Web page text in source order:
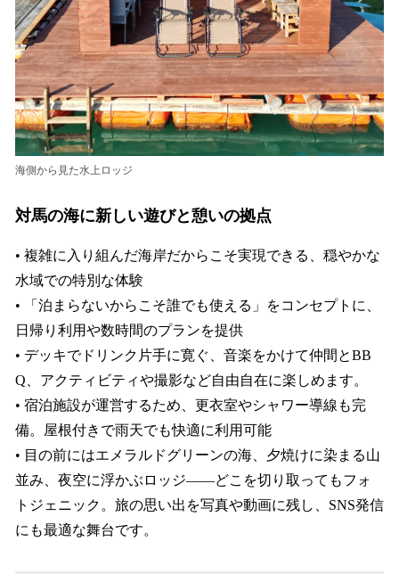
海側から見た水上ロッジ
対馬の海に新しい遊びと憩いの拠点
• 複雑に入り組んだ海岸だからこそ実現できる、穏やかな
水域での特別な体験
• 「泊まらないからこそ誰でも使える」をコンセプトに、
日帰り利用や数時間のプランを提供
• デッキでドリンク片手に寛ぐ、音楽をかけて仲間とBB
Q、アクティビティや撮影など自由自在に楽しめます。
• 宿泊施設が運営するため、更衣室やシャワー導線も完
備。屋根付きで雨天でも快適に利用可能
• 目の前にはエメラルドグリーンの海、夕焼けに染まる山
並み、夜空に浮かぶロッジ――どこを切り取ってもフォ
トジェニック。旅の思い出を写真や動画に残し、SNS発信
にも最適な舞台です。